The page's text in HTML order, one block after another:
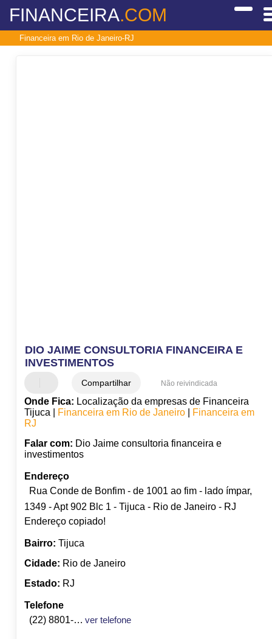
FINANCEIRA.COM
Financeira em Rio de Janeiro-RJ
DIO JAIME CONSULTORIA FINANCEIRA E
INVESTIMENTOS
Compartilhar Não reivindicada
Onde Fica: Localização da empresas de Financeira
Tijuca |
Financeira em Rio de Janeiro|
Financeira em
RJ
Falar com: Dio Jaime consultoria financeira e
investimentos
Endereço
Rua Conde de Bonfim - de 1001 ao fim - lado ímpar,
1349 - Apt 902 Blc 1 - Tijuca - Rio de Janeiro - RJ
Endereço copiado!
Bairro: Tijuca
Cidade: Rio de Janeiro
Estado: RJ
Telefone
(22) 8801-3130
ver telefone